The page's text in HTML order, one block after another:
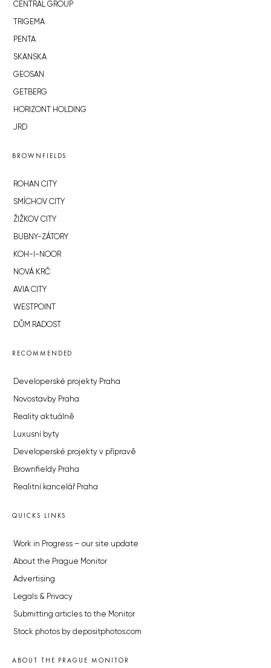
CENTRAL GROUP
TRIGEMA
PENTA
SKANSKA
GEOSAN
GETBERG
HORIZONT HOLDING
JRD
BROWNFIELDS
ROHAN CITY
SMÍCHOV CITY
ŽIŽKOV CITY
BUBNY-ZÁTORY
KOH-I-NOOR
NOVÁ KRČ
AVIA CITY
WESTPOINT
DŮM RADOST
RECOMMENDED
Developerské projekty Praha
Novostavby Praha
Reality aktuálně
Luxusní byty
Developerské projekty v přípravě
Brownfieldy Praha
Realitní kancelář Praha
QUICKS LINKS
Work in Progress – our site update
About the Prague Monitor
Advertising
Legals & Privacy
Submitting articles to the Monitor
Stock photos by depositphotos.com
ABOUT THE PRAGUE MONITOR